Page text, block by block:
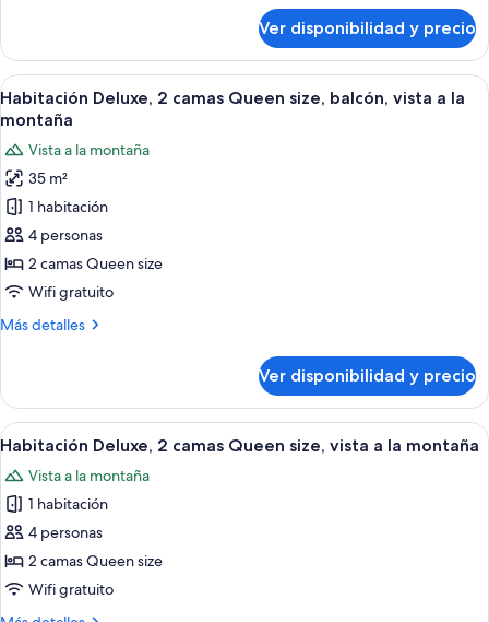
montaña
1
habitación,
chimenea,
vista
la
montaña
Ver disponibilidad y precio
Ver
todas
fotos
de
Habitación
Deluxe,
2
camas
size,
a
la
montaña
Habitación de hotel con dos camas,
5
Habitación Deluxe, 2 camas Queen size, balcón, vista a la
montaña
Vista a la montaña
35 m²
1 habitación
4 personas
2 camas Queen size
Wifi gratuito
Más detalles
Más
Deluxe,
camas
size,
balcón,
vista
a
la
montaña
Ver disponibilidad y precio
Ver
todas
las
fotos
de
Habitación
Deluxe,
Una habitación de hotel con una
5
Habitación Deluxe, 2 camas Queen size, vista a la montaña
Vista a la montaña
1 habitación
4 personas
2 camas Queen size
Wifi gratuito